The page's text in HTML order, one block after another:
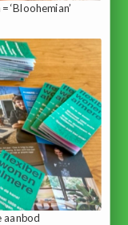
‘Bloohemian’
aanbod